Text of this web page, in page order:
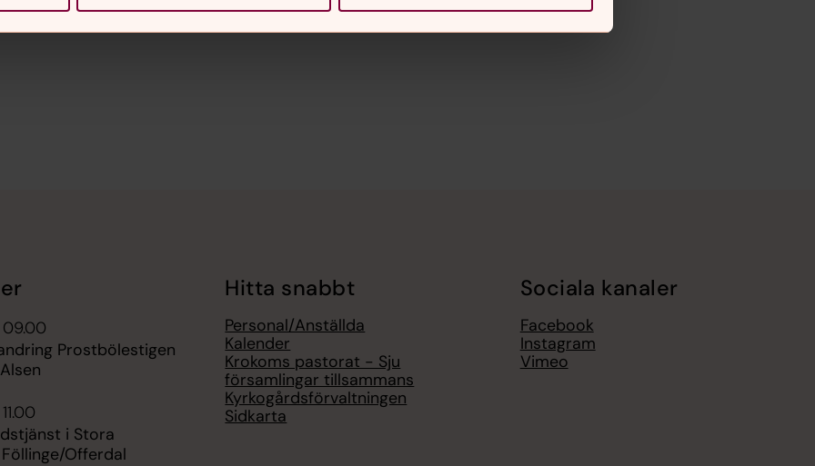
Prostbölestigen
i Stora
Offerdal
Hitta snabbt
Personal/Anställda
Kalender
Krokoms pastorat - Sju
församlingar tillsammans
Kyrkogårdsförvaltningen
Sidkarta
Sociala kanaler
Facebook
Instagram
Vimeo